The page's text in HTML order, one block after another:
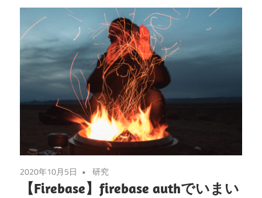
2020年10月5日 研究
【Firebase】firebase authでいまい